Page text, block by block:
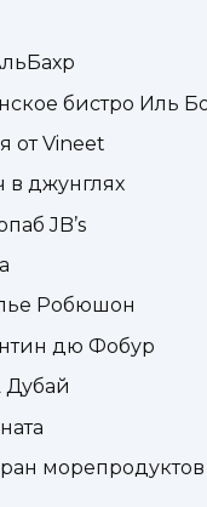
бистро Иль
от Vineet
в джунглях
JB’s
Робюшон
дю Фобур